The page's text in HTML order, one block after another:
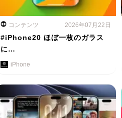
コンテンツ 2026年07月22日
#iPhone20 ほぼ一枚のガラス
に…
iPhone